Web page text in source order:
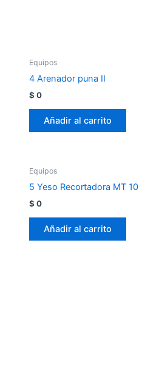
Equipos
4 Arenador puna II
$ 0
Añadir al carrito
Equipos
5 Yeso Recortadora MT 10
$ 0
Añadir al carrito